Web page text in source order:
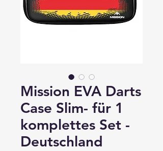
Mission EVA Darts
Case Slim- für 1
komplettes Set -
Deutschland